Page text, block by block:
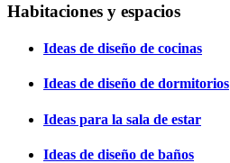
Habitaciones y espacios
Ideas de diseño de cocinas
Ideas de diseño de dormitorios
Ideas para la sala de estar
Ideas de diseño de baños